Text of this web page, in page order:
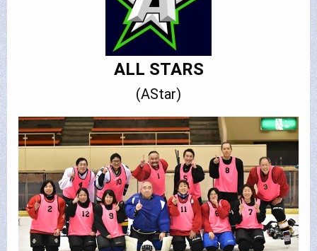
ALL STARS
(AStar)